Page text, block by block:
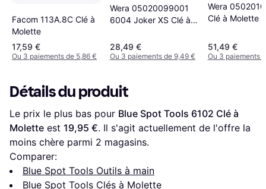
Facom 113A.8C Clé à
Molette
17,59 €
Ou 3 paiements de 5,86 €
Wera 05020099001
6004 Joker XS Clé à
28,49 €
Ou 3 paiements de 9,49 €
Wera
Clé à Molette
51,49 €
Ou 3 paiements
Détails du produit
Le prix le plus bas pour Blue Spot Tools 6102 Clé à
Molette est 19,95 €. Il s'agit actuellement de l'offre la
moins chère parmi 2 magasins.
Comparer:
Blue Spot Tools Outils à main
Blue Spot Tools Clés à Molette